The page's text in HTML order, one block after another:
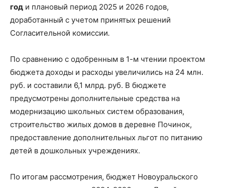
год и плановый период 2025 и 2026 годов,
доработанный с учетом принятых решений
Согласительной комиссии.
По сравнению с одобренным в 1-м чтении проектом
бюджета доходы и расходы увеличились на 24 млн.
руб. и составили 6,1 млрд. руб. В бюджете
предусмотрены дополнительные средства на
модернизацию школьных систем образования,
строительство жилых домов в деревне Починок,
предоставление дополнительных льгот по питанию
детей в дошкольных учреждениях.
По итогам рассмотрения, бюджет Новоуральского